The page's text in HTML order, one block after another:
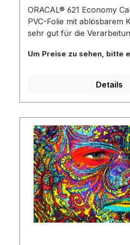
ORACAL® 621 Economy
PVC-Folie mit ablösbarem
sehr gut für die
kurz- und mittelfristige
Außenbereich eingesetzt.
Um Preise zu sehen, bitte
Details